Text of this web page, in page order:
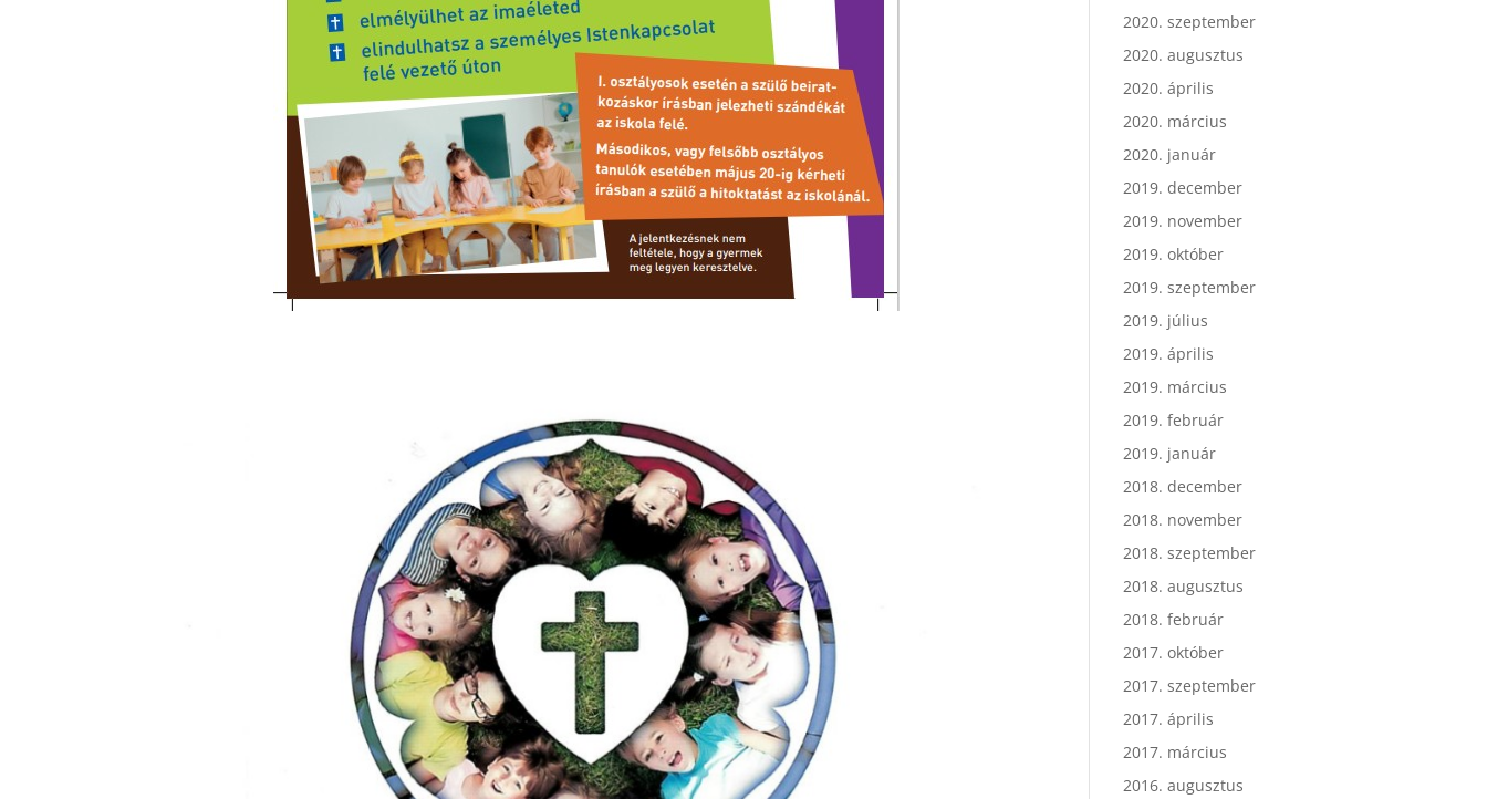
2020. szeptember
2020. augusztus
2020. április
2020. március
2020. január
2019. december
2019. november
2019. október
2019. szeptember
2019. július
2019. április
2019. március
2019. február
2019. január
2018. december
2018. november
2018. szeptember
2018. augusztus
2018. február
2017. október
2017. szeptember
2017. április
2017. március
2016. augusztus